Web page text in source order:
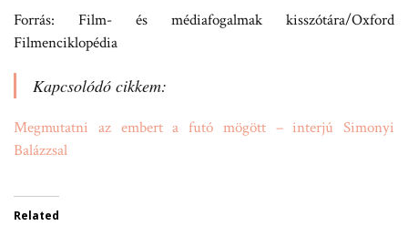
Forrás: Film- és médiafogalmak kisszótára/Oxford
Filmenciklopédia
Kapcsolódó cikkem:
Megmutatni az embert a futó mögött – interjú Simonyi
Balázzsal
Related